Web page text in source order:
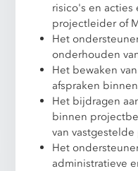
risico's en
projectleider of
Het
onderhouden
Het bewaken
afspraken
Het bijdragen
binnen
van
Het
administratieve